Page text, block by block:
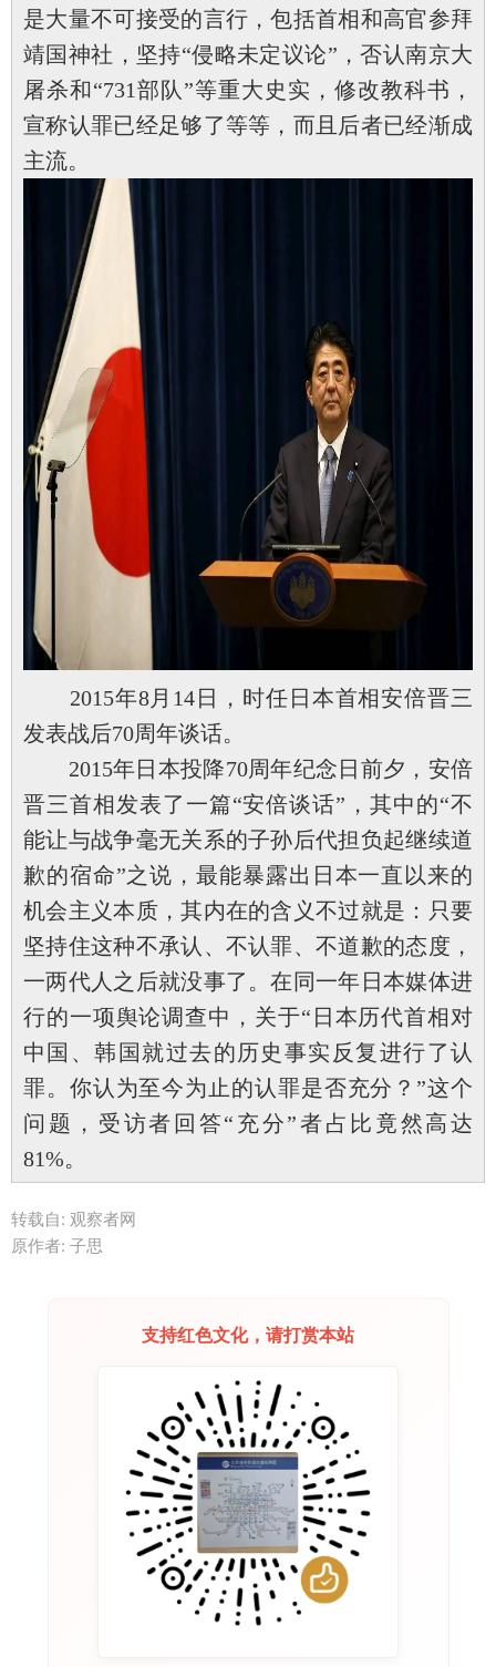
是大量不可接受的言行，包括首相和高官参拜
靖国神社，坚持“侵略未定议论”，否认南京大
屠杀和“731部队”等重大史实，修改教科书，
宣称认罪已经足够了等等，而且后者已经渐成
主流。
2015年8月14日，时任日本首相安倍晋三
发表战后70周年谈话。
2015年日本投降70周年纪念日前夕，安倍
晋三首相发表了一篇“安倍谈话”，其中的“不
能让与战争毫无关系的子孙后代担负起继续道
歉的宿命”之说，最能暴露出日本一直以来的
机会主义本质，其内在的含义不过就是：只要
坚持住这种不承认、不认罪、不道歉的态度，
一两代人之后就没事了。在同一年日本媒体进
行的一项舆论调查中，关于“日本历代首相对
中国、韩国就过去的历史事实反复进行了认
罪。你认为至今为止的认罪是否充分？”这个
问题，受访者回答“充分”者占比竟然高达
81%。
转载自: 观察者网
原作者: 子思
支持红色文化，请打赏本站